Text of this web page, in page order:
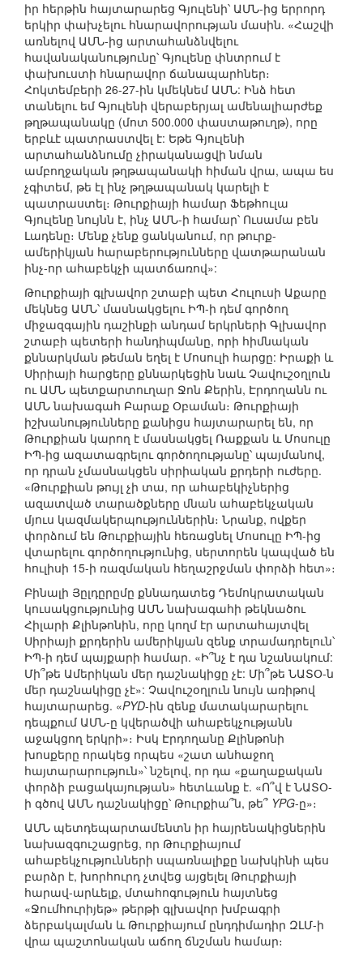
իր հերթին հայտարարեց Գյուլենի՝ ԱՄՆ-ից երրորդ
երկիր փախչելու հնարավորության մասին. «Հաշվի
առնելով ԱՄՆ-ից արտահանձնվելու
հավանականությունը՝ Գյուլենը փնտրում է
փախուստի հնարավոր ճանապարհներ։
Հոկտեմբերի 26-27-ին կմեկնեմ ԱՄՆ: Ինձ հետ
տանելու եմ Գյուլենի վերաբերյալ ամենալիարժեք
թղթապանակը (մոտ 500.000 փաստաթուղթ), որը
երբևէ պատրաստվել է: Եթե Գյուլենի
արտահանձնումը չիրականացվի նման
ամբողջական թղթապանակի հիման վրա, ապա ես
չգիտեմ, թե էլ ինչ թղթապանակ կարելի է
պատրաստել։ Թուրքիայի համար Ֆեթհուլա
Գյուլենը նույնն է, ինչ ԱՄՆ-ի համար՝ Ուսամա բեն
Լադենը։ Մենք չենք ցանկանում, որ թուրք-
ամերիկյան հարաբերությունները վատթարանան
ինչ-որ ահաբեկչի պատճառով»:
Թուրքիայի գլխավոր շտաբի պետ Հուլուսի Աքարը
մեկնեց ԱՄՆ՝ մասնակցելու ԻՊ-ի դեմ գործող
միջազգային դաշինքի անդամ երկրների Գլխավոր
շտաբի պետերի հանդիպմանը, որի հիմնական
քննարկման թեման եղել է Մոսուլի հարցը: Իրաքի և
Սիրիայի հարցերը քննարկեցին նաև Չավուշօղլուն
ու ԱՄՆ պետքարտուղար Ջոն Քերին, Էրդողանն ու
ԱՄՆ նախագահ Բարաք Օբաման։ Թուրքիայի
իշխանությունները քանիցս հայտարարել են, որ
Թուրքիան կարող է մասնակցել Ռաքքան և Մոսուլը
ԻՊ-ից ազատագրելու գործողությանը՝ պայմանով,
որ դրան չմասնակցեն սիրիական քրդերի ուժերը.
«Թուրքիան թույլ չի տա, որ ահաբեկիչներից
ազատված տարածքները մնան ահաբեկչական
մյուս կազմակերպություններին։ Նրանք, ովքեր
փորձում են Թուրքիային հեռացնել Մոսուլը ԻՊ-ից
վտարելու գործողությունից, սերտորեն կապված են
հուլիսի 15-ի ռազմական հեղաշրջման փորձի հետ»։
Բինալի Յըլդըրըմը քննադատեց Դեմոկրատական
կուսակցությունից ԱՄՆ նախագահի թեկնածու
Հիլարի Քլինթոնին, որը կողմ էր արտահայտվել
Սիրիայի քրդերին ամերիկյան զենք տրամադրելուն՝
ԻՊ-ի դեմ պայքարի համար. «Ի՞նչ է դա նշանակում:
Մի՞թե Ամերիկան մեր դաշնակիցը չէ: Մի՞թե ՆԱՏՕ-ն
մեր դաշնակիցը չէ»: Չավուշօղլուն նույն առիթով
հայտարարեց. «PYD-ին զենք մատակարարելու
դեպքում ԱՄՆ-ը կվերածվի ահաբեկչությանն
աջակցող երկրի»։ Իսկ Էրդողանը Քլինթոնի
խոսքերը որակեց որպես «շատ անհաջող
հայտարարություն»՝ նշելով, որ դա «քաղաքական
փորձի բացակայության» հետևանք է. «Ո՞վ է ՆԱՏՕ-
ի գծով ԱՄՆ դաշնակիցը՝ Թուրքիա՞ն, թե՞ YPG-ը»։
ԱՄՆ պետդեպարտամենտն իր հայրենակիցներին
նախազգուշացրեց, որ Թուրքիայում
ահաբեկչությունների սպառնալիքը նախկինի պես
բարձր է, խորհուրդ չտվեց այցելել Թուրքիայի
հարավ-արևելք, մտահոգություն հայտնեց
«Ջումհուրիյեթ» թերթի գլխավոր խմբագրի
ձերբակալման և Թուրքիայում ընդդիմադիր ԶԼՄ-ի
վրա պաշտոնական աճող ճնշման համար։